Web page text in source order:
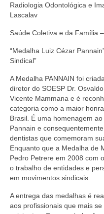
Radiologia Odontológica e
Lascalav
Saúde Coletiva e da Família
“Medalha Luiz Cézar
Sindical”
A Medalha PANNAIN foi
diretor do SOESP Dr.
Vicente Mammana e é
categoria como a maior
Brasil. É uma homenagem
Pannain e
dentistas que comemoram
Enquanto que a Medalha de
Pedro Petrere em 2008 com
o trabalho de entidades e
em movimentos sindicais.
A entrega das medalhas é
aos profissionais que mais